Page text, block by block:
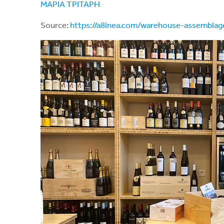
ΜΑΡΙΑ ΤΡΙΤΑΡΗ
Source: https://a8inea.com/warehouse-